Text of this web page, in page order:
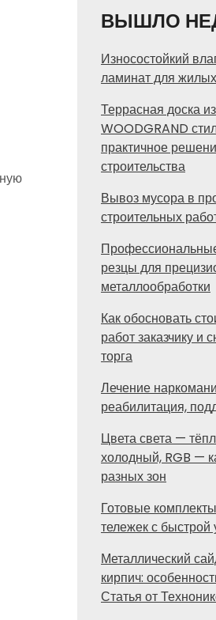
ВЫШЛО
Износостойкий
ламинат для
Террасная доска
WOODGRAND
практичное
строительства
Вывоз мусора в
строительных
резцы для
металлообработки
Как обосновать
работ заказчику и
торга
Лечение
реабилитация,
Цвета света —
холодный, RGB —
разных зон
Готовые
тележек с быстрой
Металлический
кирпич:
Статья от